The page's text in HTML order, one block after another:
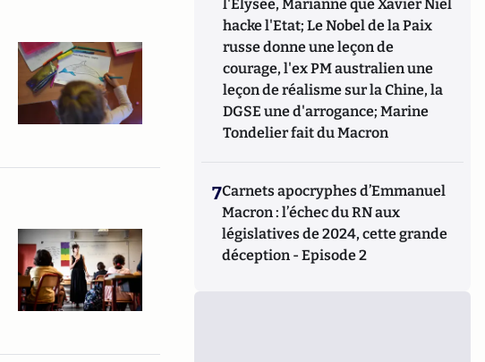
l'Elysée, Marianne que Xavier Niel
hacke l'Etat; Le Nobel de la Paix
russe donne une leçon de
courage, l'ex PM australien une
leçon de réalisme sur la Chine, la
DGSE une d'arrogance; Marine
Tondelier fait du Macron
7Carnets apocryphes d’Emmanuel
Macron : l’échec du RN aux
législatives de 2024, cette grande
déception - Episode 2